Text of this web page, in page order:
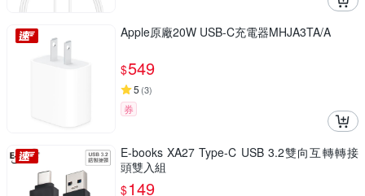
Apple原廠20W USB-C充電器MHJA3TA/A
$549
5 (3)
券
E-books XA27 Type-C USB 3.2雙向互轉轉接
頭雙入組
$149